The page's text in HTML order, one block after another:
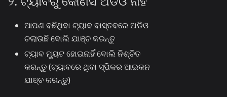
ଆପଣ ବଛିଥିବା ଟ୍ୟାବ ବାସ୍ତବରେ ଅଡିଓ
ଚଲାଉଛି ବୋଲି ଯାଞ୍ଚ କରନ୍ତୁ
ଟ୍ୟାବ ମ୍ୟୁଟ ହୋଇନାହିଁ ବୋଲି ନିଶ୍ଚିତ
କରନ୍ତୁ (ଟ୍ୟାବରେ ଥିବା ସ୍ପିକର ଆଇକନ
ଯାଞ୍ଚ କରନ୍ତୁ)